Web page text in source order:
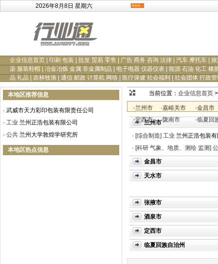
2026年8月8日 星期六
企业信息首页 印刷 包装 批发 贸易 零售 广告 商务 咨询 法律 汽车 摩托车
旅
染 服装鞋帽
冶金冶炼 金属 非金属制品 电子电器 仪器仪表
能源 石油 化工 橡
品 礼品
农林牧渔 通信 邮政 计算机 网络 医疗保健 社会福利 社会团体 行政
本地区推荐信息
· 武威市天力彩印包装有限责任公司
· 工业 兰州正浩包装有限公司
· 公共 兰州大学敦煌学研究所
本地区热点信息
当前位置： 企业信息首页
·兰州市 ·嘉峪关市 ·金昌市
·定西市 ·陇南市 ·临夏回
兰州市
· [综合制造] 工业 兰州正浩包装
· [科研 气象、地质、测绘 监测]
金昌市
天水市
张掖市
酒泉市
定西市
临夏回族自治州